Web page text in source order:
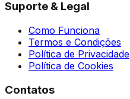
Suporte & Legal
Como Funciona
Termos e Condições
Política de Privacidade
Política de Cookies
Contatos